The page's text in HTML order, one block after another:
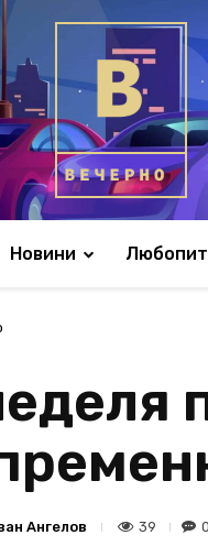
Новини
Ангелов 39 0